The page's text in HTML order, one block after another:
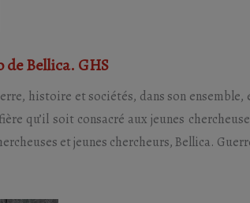
Bellica. GHS
histoire et sociétés, dans son
qu’il soit consacré aux jeunes
et jeunes chercheurs, Bellica.